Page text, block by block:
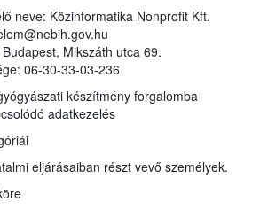
neve: Közinformatika Nonprofit Kft.
Mikszáth utca 69.
06-30-33-03-236
készítmény forgalomba
adatkezelés
eljárásaiban részt vevő személyek.